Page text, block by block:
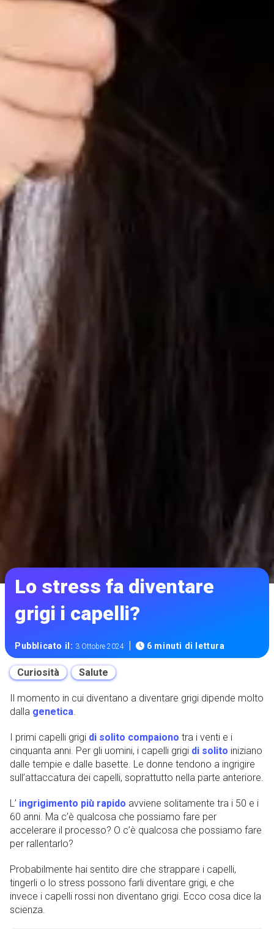
Lo stress fa diventare
grigi i capelli?
Pubblicato il: 3 Ottobre 2024 | 6 minuti di lettura
Curiosità Salute
Il momento in cui diventano a diventare grigi dipende molto
dalla genetica
I primi capelli grigi di solito compaiono tra i venti e i
cinquanta anni. Per gli uomini, i capelli grigi di solito iniziano
dalle tempie e dalle basette. Le donne tendono a ingrigire
sull’attaccatura dei capelli, soprattutto nella parte anteriore.
L’ ingrigimento più rapido avviene solitamente tra i 50 e i
60 anni. Ma c’è qualcosa che possiamo fare per
accelerare il processo? O c’è qualcosa che possiamo fare
per rallentarlo?
Probabilmente hai sentito dire che strappare i capelli,
tingerli o lo stress possono farli diventare grigi, e che
invece i capelli rossi non diventano grigi. Ecco cosa dice la
scienza.